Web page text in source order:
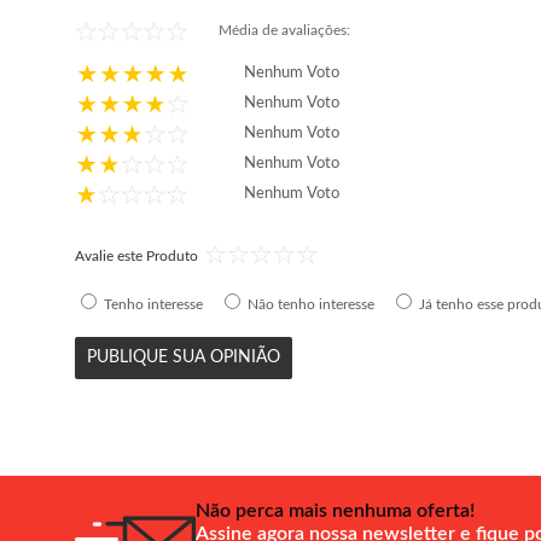
Média de avaliações:
Nenhum Voto
Nenhum Voto
Nenhum Voto
Nenhum Voto
Nenhum Voto
Avalie este Produto
Tenho interesse Não tenho interesse Já tenho esse
PUBLIQUE SUA OPINIÃO
Não perca mais nenhuma oferta!
Assine agora nossa newsletter e fique